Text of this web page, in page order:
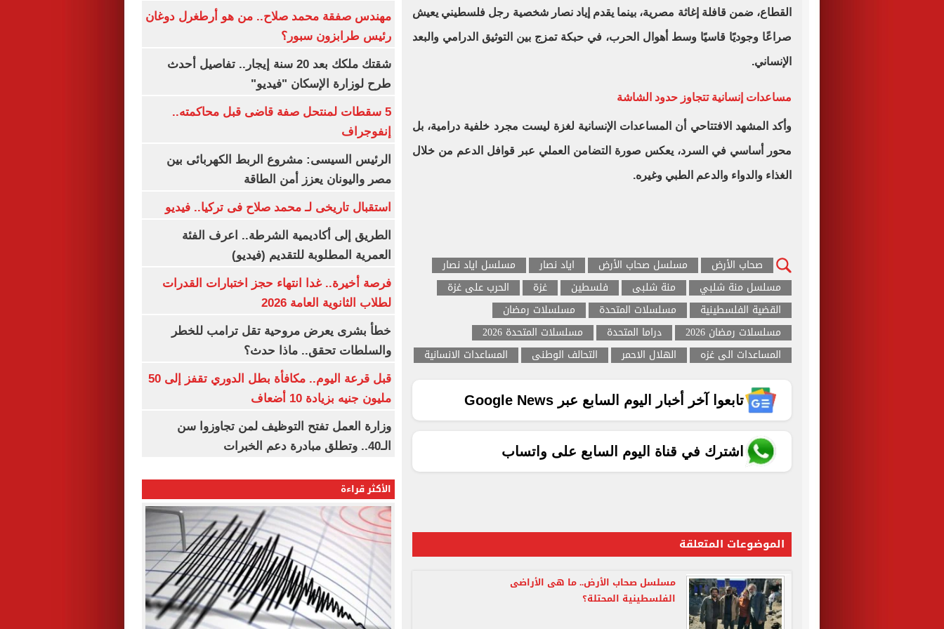
القطاع، ضمن قافلة إغاثة مصرية، بينما يقدم إياد نصار شخصية رجل فلسطيني يعيش
صراعًا وجوديًا قاسيًا وسط أهوال الحرب، في حبكة تمزج بين التوثيق الدرامي والبعد
الإنساني.
مساعدات إنسانية تتجاوز حدود الشاشة
وأكد المشهد الافتتاحي أن المساعدات الإنسانية لغزة ليست مجرد خلفية درامية، بل
محور أساسي في السرد، يعكس صورة التضامن العملي عبر قوافل الدعم من خلال
الغذاء والدواء والدعم الطبي وغيره.
صحاب الأرض مسلسل صحاب الأرض اياد نصار
مسلسل اياد نصار
مسلسل منة شلبي
منة شلبى فلسطين غزة
الحرب على غزة
القضية الفلسطينية
مسلسلات المتحدة
مسلسلات رمضان
مسلسلات رمضان 2026
دراما المتحدة
مسلسلات المتحدة 2026
المساعدات الى غزه
الهلال الاحمر التحالف الوطنى المساعدات الانسانية
تابعوا آخر أخبار اليوم السابع عبر Google News
اشترك في قناة اليوم السابع على واتساب
الموضوعات المتعلقة
مسلسل صحاب الأرض.. ما هى الأراضى
الفلسطينية المحتلة؟
مهندس صفقة محمد صلاح.. من هو أرطغرل دوغان
رئيس طرابزون سبور؟
شقتك ملكك بعد 20 سنة إيجار.. تفاصيل أحدث
طرح لوزارة الإسكان "فيديو"
5 سقطات لمنتحل صفة قاضى قبل محاكمته..
إنفوجراف
الرئيس السيسى: مشروع الربط الكهربائى بين
مصر واليونان يعزز أمن الطاقة
استقبال تاريخى لـ محمد صلاح فى تركيا.. فيديو
الطريق إلى أكاديمية الشرطة.. اعرف الفئة
العمرية المطلوبة للتقديم (فيديو)
فرصة أخيرة.. غدا انتهاء حجز اختبارات القدرات
لطلاب الثانوية العامة 2026
خطأ بشرى يعرض مروحية تقل ترامب للخطر
والسلطات تحقق.. ماذا حدث؟
قبل قرعة اليوم.. مكافأة بطل الدوري تقفز إلى 50
مليون جنيه بزيادة 10 أضعاف
وزارة العمل تفتح التوظيف لمن تجاوزوا سن
الـ40.. وتطلق مبادرة دعم الخبرات
الأكثر قراءة